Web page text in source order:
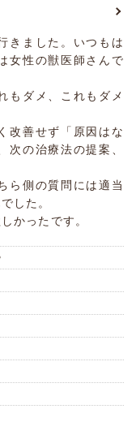
きました。いつもは
女性の獣医師さんで
もダメ、これもダメ
改善せず「原因はな
次の治療法の提案、
ら側の質問には適当
した。
かったです。